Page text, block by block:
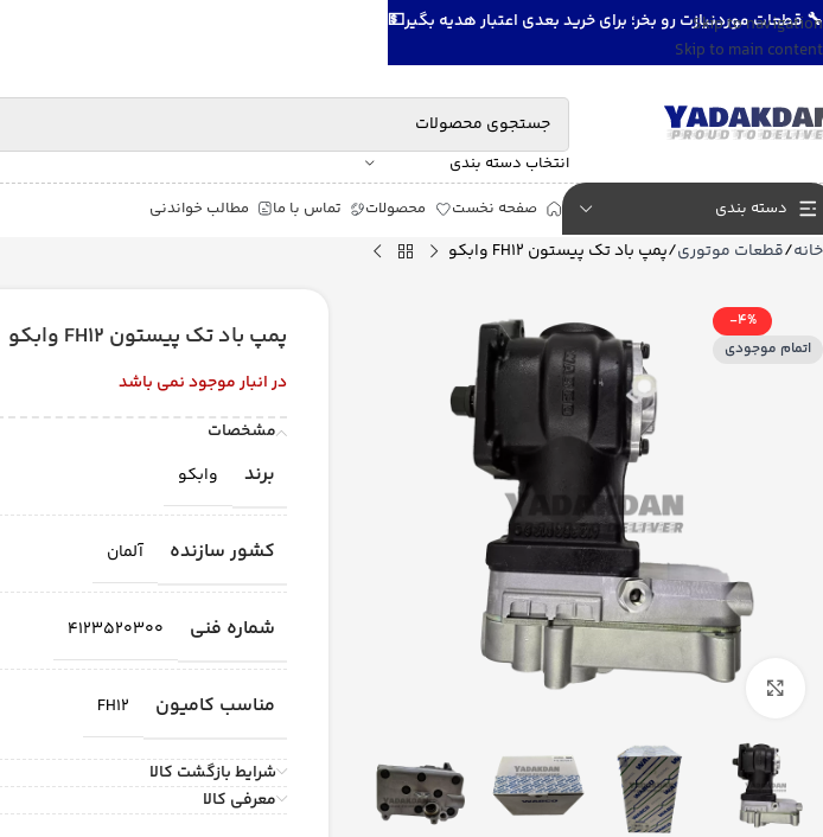
Skip to navigation
Skip to main content
انتخاب دسته بندی
دسته بندی صفحه نخست محصولات تماس با ما مطالب خواندنی
خانه قطعات موتوری پمپ باد تک پیستون FH12 وابکو
-4%
اتمام موجودی
بزرگنمایی تصویر
پمپ باد تک پیستون FH12 وابکو
در انبار موجود نمی باشد
مشخصات
برند وابکو
کشور سازنده آلمان
شماره فنی 4123520300
مناسب کامیون FH12
شرایط بازگشت کالا
معرفی کالا
🔧 قطعات موردنیازت رو بخر؛ برای خرید بعدی اعتبار هدیه بگیر💵